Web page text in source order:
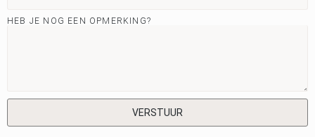
HEB JE NOG EEN OPMERKING?
VERSTUUR